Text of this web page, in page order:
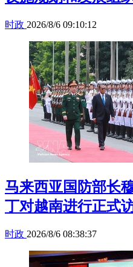
时政 2026/8/6 09:10:12
马来西亚国防部长
丁对越南进行正式
时政 2026/8/6 08:38:37